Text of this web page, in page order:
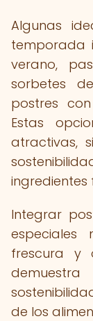
Algunas
temporada
verano,
sorbetes
postres
Estas
atractivas,
Integrar
frescura y
de los